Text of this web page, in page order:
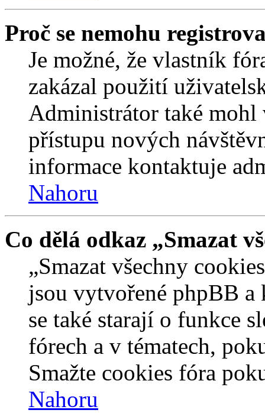
Proč se nemohu
Je možné, že vlastník
zakázal použití
Administrátor také mohl
přístupu nových
informace kontaktuje
Nahoru
Co dělá odkaz „Smazat
„Smazat všechny
jsou vytvořené phpBB a
se také starají o funkce
fórech a v tématech,
Smažte cookies fóra
Nahoru